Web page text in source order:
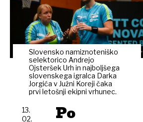
Slovensko namiznoteniško
selektorico Andrejo
Ojsteršek Urh in najboljšega
slovenskega igralca Darka
Jorgića v Južni Koreji čaka
prvi letošnji ekipni vrhunec.
Po
13.
02.